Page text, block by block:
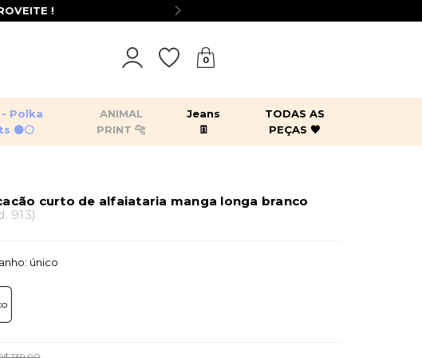
!
0
- Polka
⚫⚪
ANIMAL
PRINT 🐆
Jeans
👖
TODAS AS
PEÇAS 🖤
blazers
kimonos
macacões
curto de alfaiataria manga longa branco
913)
único